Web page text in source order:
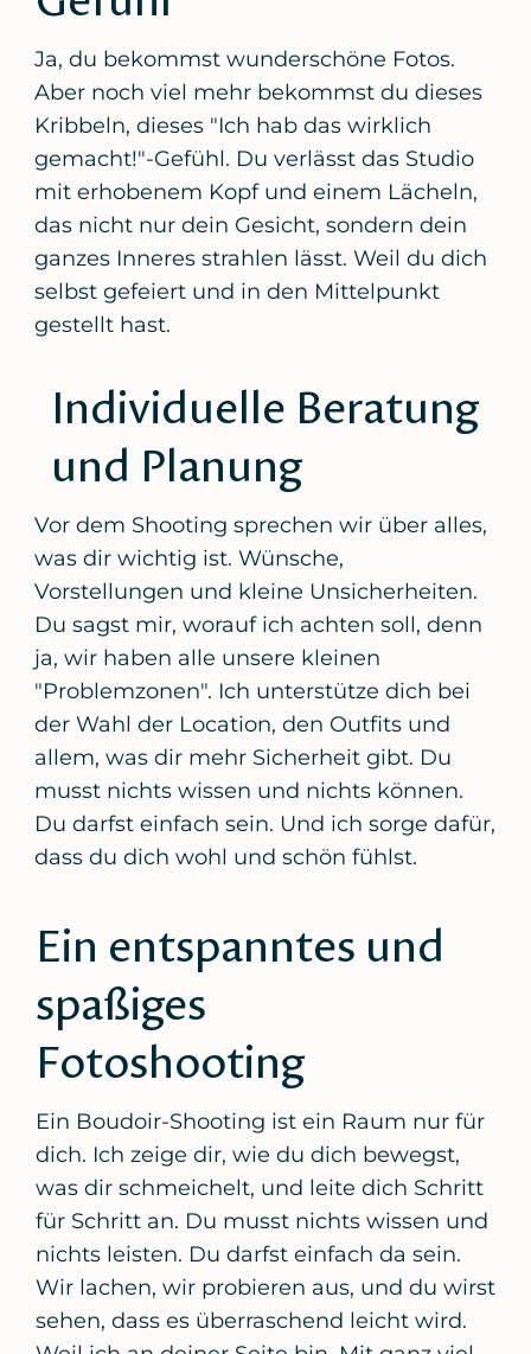
Ja, du bekommst wunderschöne Fotos.
Aber noch viel mehr bekommst du dieses
Kribbeln, dieses "Ich hab das wirklich
gemacht!"-Gefühl. Du verlässt das Studio
mit erhobenem Kopf und einem Lächeln,
das nicht nur dein Gesicht, sondern dein
ganzes Inneres strahlen lässt. Weil du dich
selbst gefeiert und in den Mittelpunkt
gestellt hast.
Individuelle Beratung
und Planung
Vor dem Shooting sprechen wir über alles,
was dir wichtig ist. Wünsche,
Vorstellungen und kleine Unsicherheiten.
Du sagst mir, worauf ich achten soll, denn
ja, wir haben alle unsere kleinen
"Problemzonen". Ich unterstütze dich bei
der Wahl der Location, den Outfits und
allem, was dir mehr Sicherheit gibt. Du
musst nichts wissen und nichts können.
Du darfst einfach sein. Und ich sorge dafür,
dass du dich wohl und schön fühlst.
Ein entspanntes und
spaßiges
Fotoshooting
Ein Boudoir-Shooting ist ein Raum nur für
dich. Ich zeige dir, wie du dich bewegst,
was dir schmeichelt, und leite dich Schritt
für Schritt an. Du musst nichts wissen und
nichts leisten. Du darfst einfach da sein.
Wir lachen, wir probieren aus, und du wirst
sehen, dass es überraschend leicht wird.